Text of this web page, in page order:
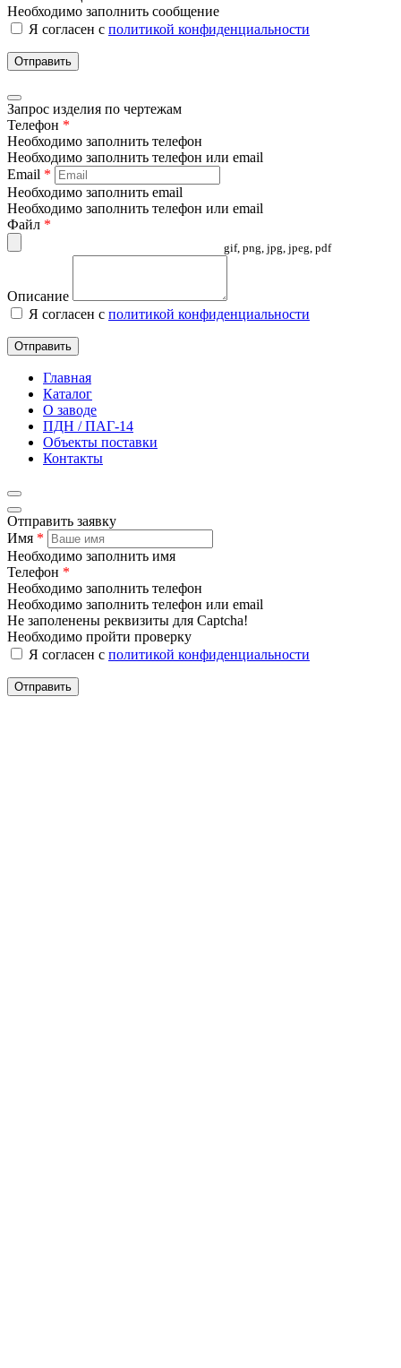
Необходимо заполнить сообщение
Я согласен с политикой конфиденциальности
Отправить
Запрос изделия по чертежам
Телефон *
Необходимо заполнить телефон
Необходимо заполнить телефон или email
Email *
Необходимо заполнить email
Необходимо заполнить телефон или email
Файл *
gif, png, jpg, jpeg, pdf
Описание
Я согласен с политикой конфиденциальности
Отправить
Главная
Каталог
О заводе
ПДН / ПАГ-14
Объекты поставки
Контакты
Отправить заявку
Имя *
Необходимо заполнить имя
Телефон *
Необходимо заполнить телефон
Необходимо заполнить телефон или email
Не заполенены реквизиты для Captcha!
Необходимо пройти проверку
Я согласен с политикой конфиденциальности
Отправить